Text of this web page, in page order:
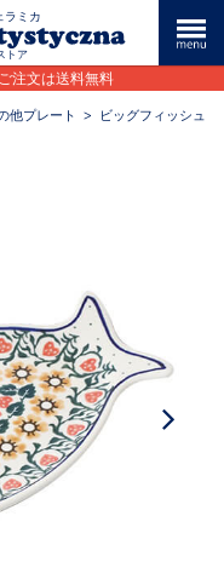
ラミカ
トア
注文は送料無料
他プレート >
ビッグフィッシュ